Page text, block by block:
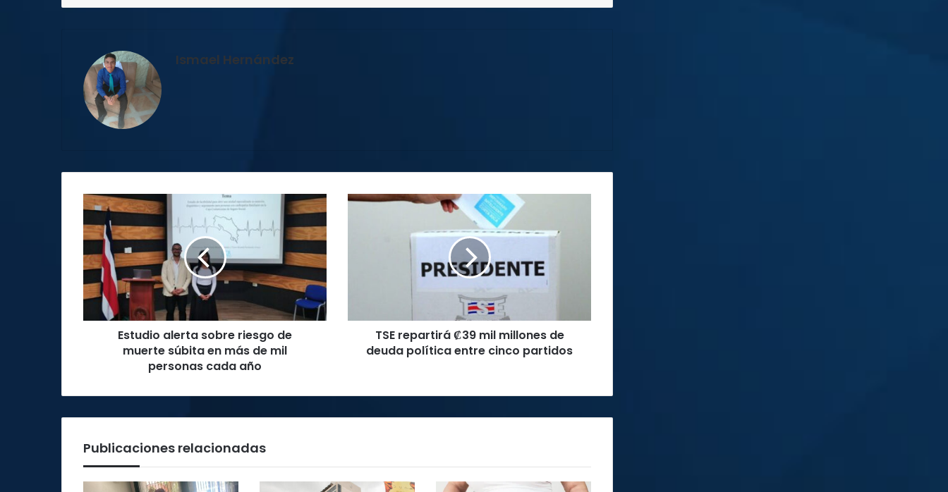
Ismael Hernández
Estudio
alerta
sobre
riesgo
de
muerte
súbita
más
año
Estudio alerta sobre riesgo de
muerte súbita en más de mil
personas cada año
TSE
entre
partidos
TSE repartirá ₡39 mil millones de
deuda política entre cinco partidos
Publicaciones relacionadas